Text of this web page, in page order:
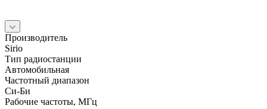
Производитель
Sirio
Тип радиостанции
Автомобильная
Частотный диапазон
Си-Би
Рабочие частоты, МГц